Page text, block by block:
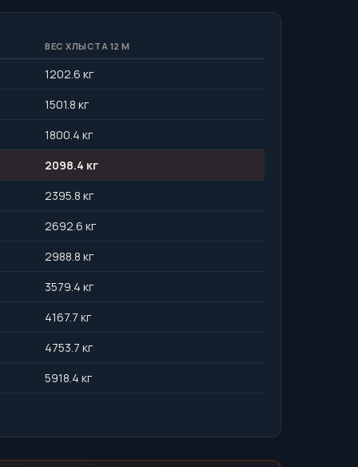
ВЕС ХЛЫСТА 12 М
1202.6 кг
1501.8 кг
1800.4 кг
2098.4 кг
2395.8 кг
2692.6 кг
2988.8 кг
3579.4 кг
4167.7 кг
4753.7 кг
5918.4 кг